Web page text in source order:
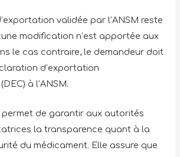
validée par l’ANSM reste
modification n’est apportée aux
le cas contraire, le demandeur doit
d’exportation
à l’ANSM.
de garantir aux autorités
la transparence quant à la
du médicament. Elle assure que